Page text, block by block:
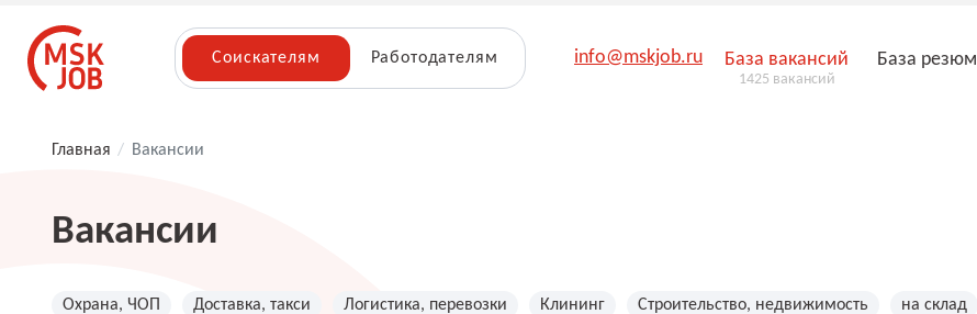
Соискателям Работодателям info@mskjob.ru База вакансий
1425 вакансий
База
Главная / Вакансии
Вакансии
Охрана, ЧОП Доставка, такси Логистика, перевозки Клининг Строительство, недвижимость на склад